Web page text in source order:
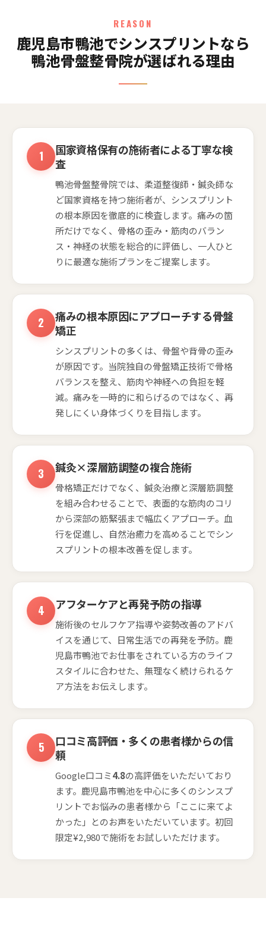
REASON
鹿児島市鴨池でシンスプリントなら
鴨池骨盤整骨院が選ばれる理由
国家資格保有の施術者による丁寧な検
査
鴨池骨盤整骨院では、柔道整復師・鍼灸師な
ど国家資格を持つ施術者が、シンスプリント
の根本原因を徹底的に検査します。痛みの箇
所だけでなく、骨格の歪み・筋肉のバラン
ス・神経の状態を総合的に評価し、一人ひと
りに最適な施術プランをご提案します。
痛みの根本原因にアプローチする骨盤
矯正
シンスプリントの多くは、骨盤や背骨の歪み
が原因です。当院独自の骨盤矯正技術で骨格
バランスを整え、筋肉や神経への負担を軽
減。痛みを一時的に和らげるのではなく、再
発しにくい身体づくりを目指します。
鍼灸×深層筋調整の複合施術
骨格矯正だけでなく、鍼灸治療と深層筋調整
を組み合わせることで、表面的な筋肉のコリ
から深部の筋緊張まで幅広くアプローチ。血
行を促進し、自然治癒力を高めることでシン
スプリントの根本改善を促します。
アフターケアと再発予防の指導
施術後のセルフケア指導や姿勢改善のアドバ
イスを通じて、日常生活での再発を予防。鹿
児島市鴨池でお仕事をされている方のライフ
スタイルに合わせた、無理なく続けられるケ
ア方法をお伝えします。
口コミ高評価・多くの患者様からの信
頼
Google口コミ4.8の高評価をいただいており
ます。鹿児島市鴨池を中心に多くのシンスプ
リントでお悩みの患者様から「ここに来てよ
かった」とのお声をいただいています。初回
限定¥2,980で施術をお試しいただけます。